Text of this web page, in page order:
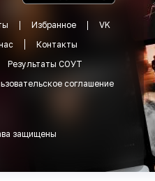
Избранное
VK
Контакты
Результаты СОУТ
соглашение
защищены